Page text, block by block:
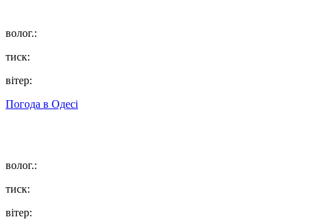
волог.:
тиск:
вітер:
Погода в Одесі
волог.:
тиск:
вітер: